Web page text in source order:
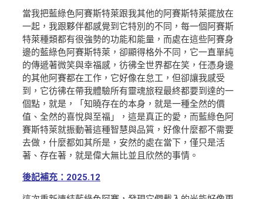
當我把藍綠色阿賽斯特萊跟我其他的阿賽斯特萊擺放在
一起，我跟夥伴都感覺到它特別的不同，每一個阿賽斯
特萊種類都有很強勢的功能和能量，而處在這些阿賽身
邊的藍綠色阿賽斯特萊，卻顯得格外不同，它一直單純
的傳遞著微笑與幸福感，彷彿全世界都在笑，任憑身邊
的其他阿賽都在工作，它好像在怠工，但卻讓我感受
到，它彷彿在帶我體驗所有靈魂旅程最終都要到達的一
個點，就是，「知曉存在的本身，就是一種全然的價
值、全然的喜悅與至福」，這是真正的愛，而藍綠色阿
賽斯特萊就振動著這種智慧與品質，好像什麼都不需要
去做，什麼都如其所是，安然的處在當下，僅只是活
著、存在著，就是偉大無比並且欣然的事情。
後記補充：2025.12